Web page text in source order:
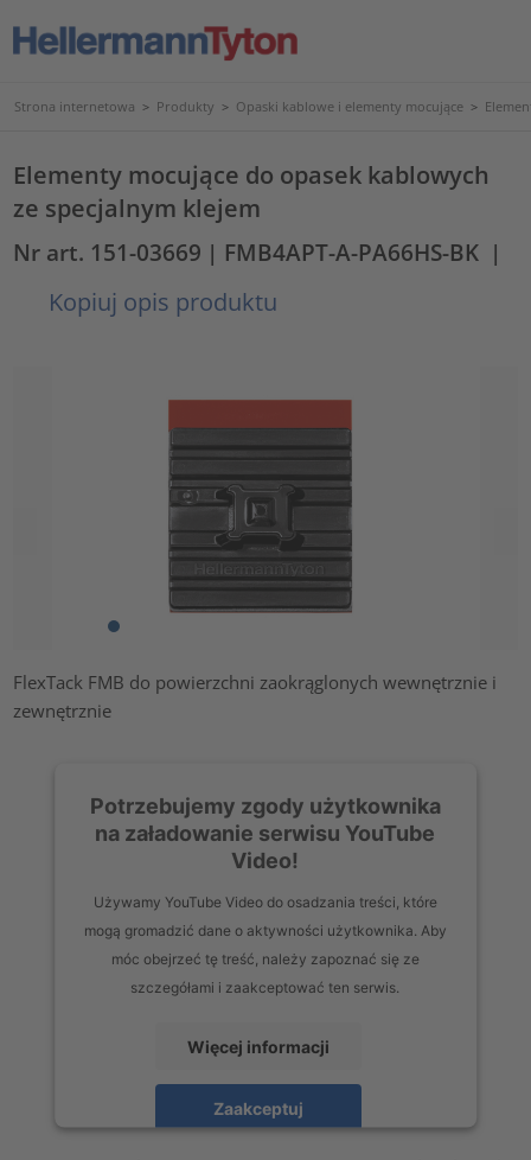
Strona internetowa > Produkty > Opaski kablowe i elementy mocujące >
Elementy mocujące do opasek kablowych
ze specjalnym klejem
Nr art. 151-03669 | FMB4APT-A-PA66HS-BK |
Kopiuj opis produktu
FlexTack FMB do powierzchni zaokrąglonych wewnętrznie i
zewnętrznie
Potrzebujemy zgody użytkownika
na załadowanie serwisu YouTube
Video!
Używamy YouTube Video do osadzania treści, które
mogą gromadzić dane o aktywności użytkownika. Aby
móc obejrzeć tę treść, należy zapoznać się ze
szczegółami i zaakceptować ten serwis.
Więcej informacji
Zaakceptuj